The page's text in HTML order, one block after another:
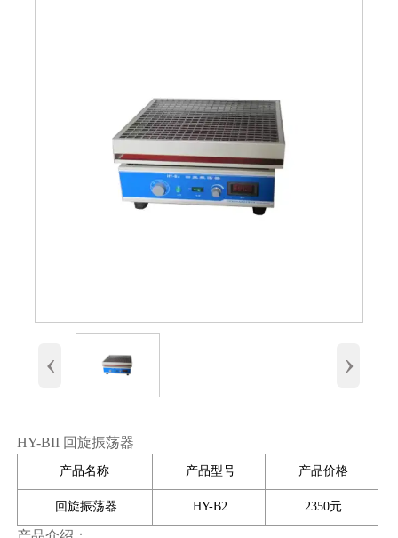
‹ ›
HY-BII 回旋振荡器
产品名称 产品型号 产品价格
回旋振荡器 HY-B2 2350元